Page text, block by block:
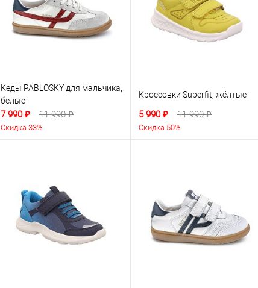
Кеды PABLOSKY для мальчика,
белые
7 990 ₽ 11 990 ₽
Скидка 33%
Кроссовки Superfit, жёлтые
5 990 ₽ 11 990 ₽
Скидка 50%